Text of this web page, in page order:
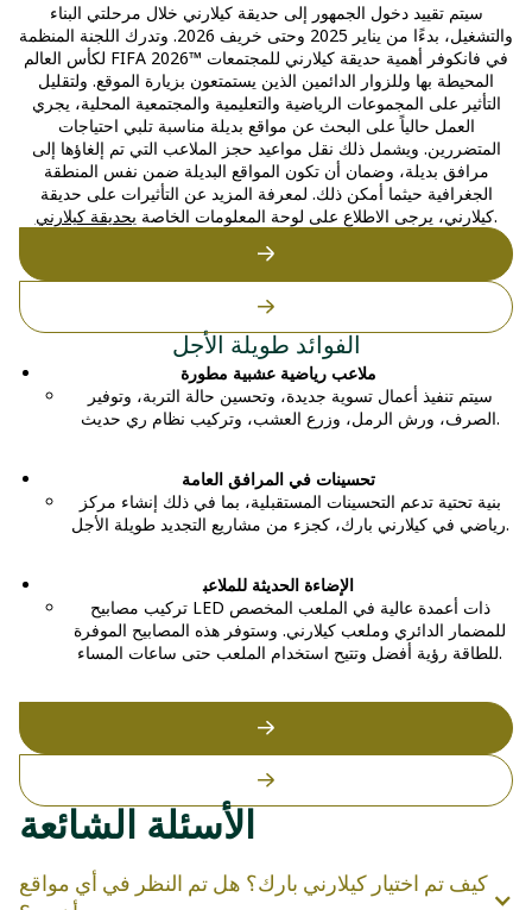
سيتم تقييد دخول الجمهور إلى حديقة كيلارني خلال مرحلتي البناء
والتشغيل، بدءًا من يناير 2025 وحتى خريف 2026. وتدرك اللجنة المنظمة
لكأس العالم FIFA 2026™ في فانكوفر أهمية حديقة كيلارني للمجتمعات
المحيطة بها وللزوار الدائمين الذين يستمتعون بزيارة الموقع. ولتقليل
التأثير على المجموعات الرياضية والتعليمية والمجتمعية المحلية، يجري
العمل حالياً على البحث عن مواقع بديلة مناسبة تلبي احتياجات
المتضررين. ويشمل ذلك نقل مواعيد حجز الملاعب التي تم إلغاؤها إلى
مرافق بديلة، وضمان أن تكون المواقع البديلة ضمن نفس المنطقة
الجغرافية حيثما أمكن ذلك. لمعرفة المزيد عن التأثيرات على حديقة
كيلارني، يرجى الاطلاع على لوحة المعلومات الخاصة بحديقة كيلارني .
الفوائد طويلة الأجل
ملاعب رياضية عشبية مطورة
سيتم تنفيذ أعمال تسوية جديدة، وتحسين حالة التربة، وتوفير
الصرف، ورش الرمل، وزرع العشب، وتركيب نظام ري حديث.
تحسينات في المرافق العامة
بنية تحتية تدعم التحسينات المستقبلية، بما في ذلك إنشاء مركز
رياضي في كيلارني بارك، كجزء من مشاريع التجديد طويلة الأجل.
الإضاءة الحديثة للملاعب
تركيب مصابيح LED ذات أعمدة عالية في الملعب المخصص
للمضمار الدائري وملعب كيلارني. وستوفر هذه المصابيح الموفرة
للطاقة رؤية أفضل وتتيح استخدام الملعب حتى ساعات المساء.
الأسئلة الشائعة
كيف تم اختيار كيلارني بارك؟ هل تم النظر في أي مواقع